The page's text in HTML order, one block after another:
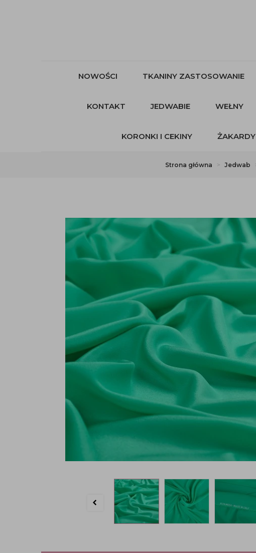
NOWOŚCI TKANINY ZASTOSOWANIE
KONTAKT JEDWABIE WEŁNY
KORONKI I CEKINY ŻAKARDY
Strona główna Jedwab